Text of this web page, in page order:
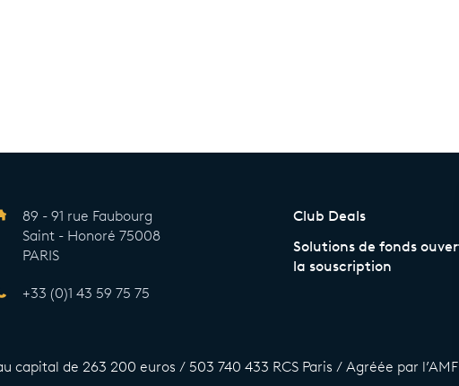
89 - 91 rue Faubourg
Saint - Honoré 75008
PARIS
+33 (0)1 43 59 75 75
Club Deals
Solutions de fonds
la souscription
capital de 263 200 euros / 503 740 433 RCS Paris / Agréée par